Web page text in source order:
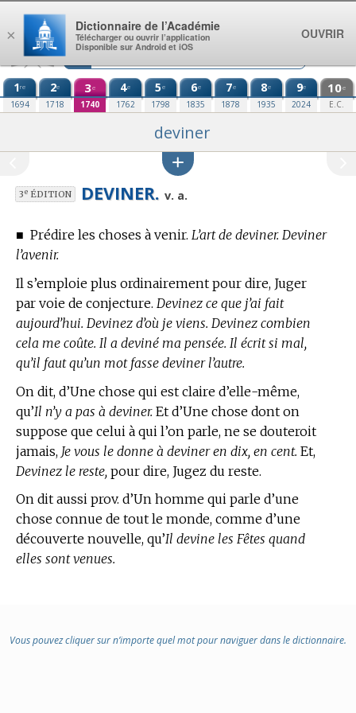
Aller au contenu
1re
1694
2e
1718
3e
1740
4e
1762
5e
1798
6e
1835
7e
1878
8e
1935
9e
2024
10e
E.C.
deviner
3eÉDITION DEVINER. v. a.
■ Prédire les choses à venir. L’art de deviner. Deviner
l’avenir.
Il s’emploie plus ordinairement pour dire, Juger
par voie de conjecture. Devinez ce que j’ai fait
aujourd’hui. Devinez d’où je viens. Devinez combien
cela me coûte. Il a deviné ma pensée. Il écrit si mal,
qu’il faut qu’un mot fasse deviner l’autre.
On dit, d’Une chose qui est claire d’elle-même,
qu’Il n’y a pas à deviner. Et d’Une chose dont on
suppose que celui à qui l’on parle, ne se douteroit
jamais, Je vous le donne à deviner en dix, en cent. Et,
Devinez le reste, pour dire, Jugez du reste.
On dit aussi prov. d’Un homme qui parle d’une
chose connue de tout le monde, comme d’une
découverte nouvelle, qu’Il devine les Fêtes quand
elles sont venues.
Vous pouvez cliquer sur n’importe quel mot pour naviguer dans le dictionnaire.
×
Dictionnaire de l’Académie
Télécharger ou ouvrir l’application
Disponible sur Android et iOS
OUVRIR